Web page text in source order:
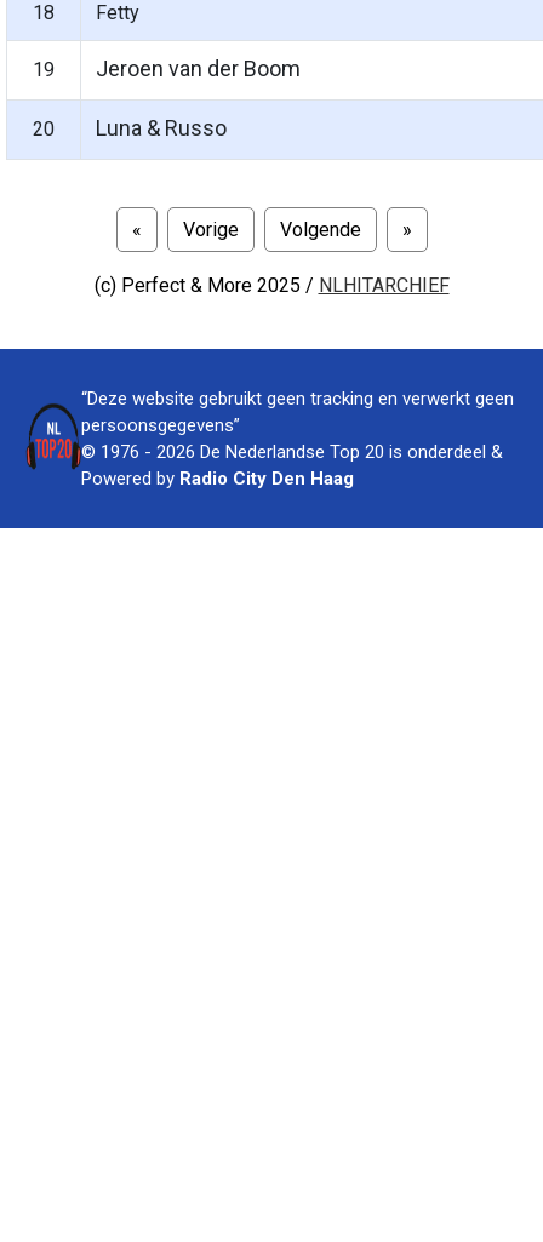
18 Fetty
19 Jeroen van der Boom
20 Luna & Russo
« Vorige Volgende »
(c) Perfect & More 2025 / NLHITARCHIEF
“Deze website gebruikt geen tracking en verwerkt geen
persoonsgegevens”
© 1976 - 2026 De Nederlandse Top 20 is onderdeel &
Powered by Radio City Den Haag